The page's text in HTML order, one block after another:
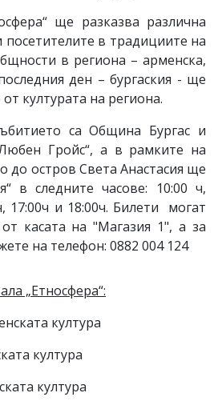
ще разказва различна
посетителите в традициите на
в региона – арменска,
ден – бургаския - ще
културата на региона.
са Община Бургас и
Гройс“, а в рамките на
до остров Света Анастасия ще
в следните часове: 10:00 ч,
17:00ч и 18:00ч. Билети могат
касата на "Магазия 1", а за
на телефон: 0882 004 124
„Етносфера“:
култура
култура
култура